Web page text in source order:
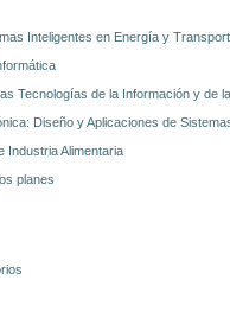
Inteligentes en Energía y
Tecnologías de la Información y de
Diseño y Aplicaciones de
Industria Alimentaria
planes